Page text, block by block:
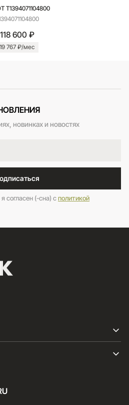
T1394071104800
118 600 ₽
19 767 ₽/мес
новинках и новостях
согласен (-сна) cполитикой